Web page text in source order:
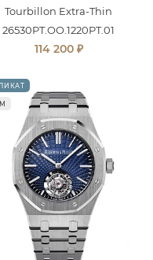
Tourbillon Extra-Thin
26530PT.OO.1220PT.01
114 200 ₽